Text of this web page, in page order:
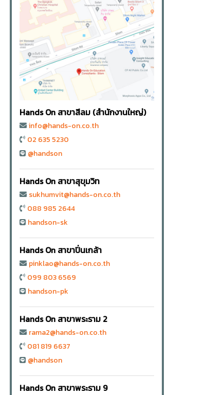
Hands On สาขาสีลม (สำนักงานใหญ่)
info@hands-on.co.th
02 635 5230
@handson
Hands On สาขาสุขุมวิท
sukhumvit@hands-on.co.th
088 985 2644
handson-sk
Hands On สาขาปิ่นเกล้า
pinklao@hands-on.co.th
099 803 6569
handson-pk
Hands On สาขาพระราม 2
rama2@hands-on.co.th
081 819 6637
@handson
Hands On สาขาพระราม 9